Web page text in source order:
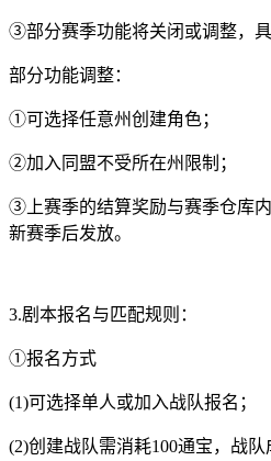
③部分赛季功能将关闭或调整，
部分功能调整：
①可选择任意州创建角色；
②加入同盟不受所在州限制；
③上赛季的结算奖励与赛季仓库
新赛季后发放。
3.剧本报名与匹配规则：
①报名方式
(1)可选择单人或加入战队报名；
(2)创建战队需消耗100通宝，战